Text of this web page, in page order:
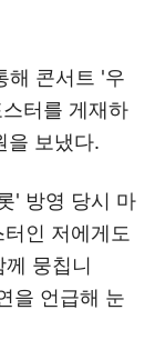
해 콘서트 '우
터를 게재하
을 보냈다.
' 방영 당시 마
인 저에게도
뭉칩니
을 언급해 눈